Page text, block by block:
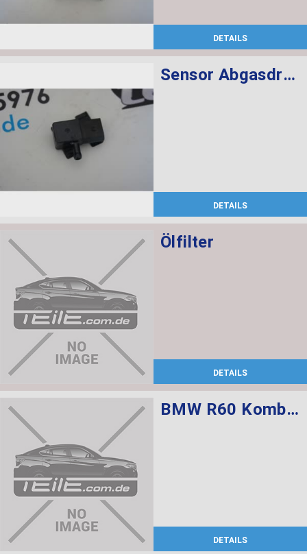
DETAILS
Sensor Abgasdruck
DETAILS
Ölfilter
DETAILS
BMW R60 Kombischalter links L=520
DETAILS